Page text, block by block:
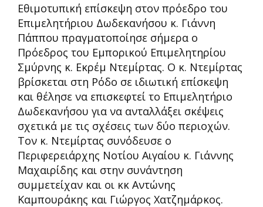
Εθιμοτυπική επίσκεψη στον πρόεδρο του
Επιμελητήριου Δωδεκανήσου κ. Γιάννη
Πάππου πραγματοποίησε σήμερα ο
Πρόεδρος του Εμπορικού Επιμελητηρίου
Σμύρνης κ. Εκρέμ Ντεμίρτας. Ο κ. Ντεμίρτας
βρίσκεται στη Ρόδο σε ιδιωτική επίσκεψη
και θέλησε να επισκεφτεί το Επιμελητήριο
Δωδεκανήσου για να ανταλλάξει σκέψεις
σχετικά με τις σχέσεις των δύο περιοχών.
Τον κ. Ντεμίρτας συνόδευσε ο
Περιφερειάρχης Νοτίου Αιγαίου κ. Γιάννης
Μαχαιρίδης και στην συνάντηση
συμμετείχαν και οι κκ Αντώνης
Καμπουράκης και Γιώργος Χατζημάρκος.